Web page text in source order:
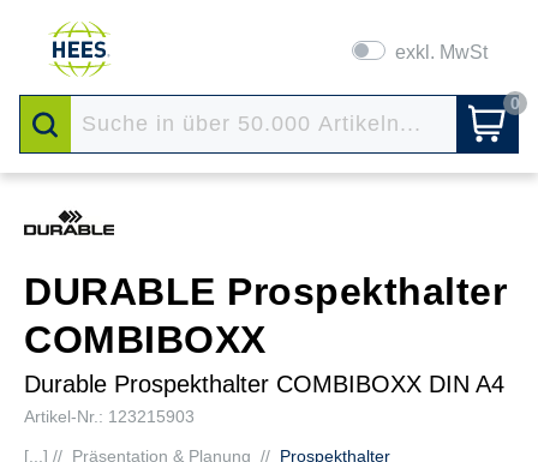
exkl. MwSt
0
DURABLE Prospekthalter
COMBIBOXX
Durable Prospekthalter COMBIBOXX DIN A4
Artikel-Nr.: 123215903
[...] // Präsentation & Planung // Prospekthalter